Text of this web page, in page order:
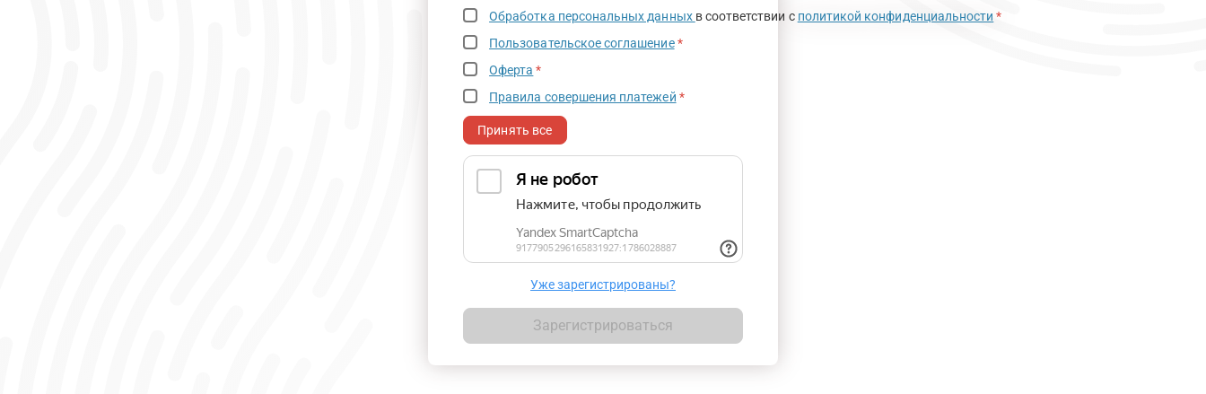
Обработка персональных данных в соответствии с политикой конфиденциальности *
Пользовательское соглашение *
Оферта *
Правила совершения платежей *
Принять все
Уже зарегистрированы?
Зарегистрироваться